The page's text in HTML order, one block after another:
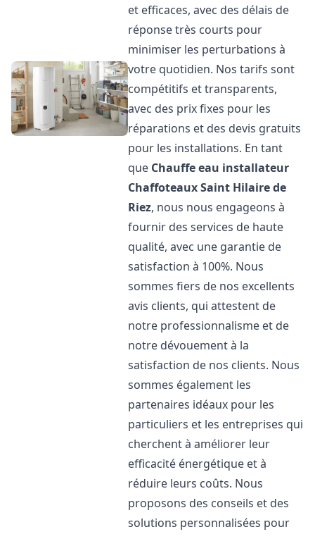
et efficaces, avec des délais de
réponse très courts pour
minimiser les perturbations à
votre quotidien. Nos tarifs sont
compétitifs et transparents,
avec des prix fixes pour les
réparations et des devis gratuits
pour les installations. En tant
que Chauffe eau installateur
ChaffoteauxSaint Hilaire de
Riez, nous nous engageons à
fournir des services de haute
qualité, avec une garantie de
satisfaction à 100%. Nous
sommes fiers de nos excellents
avis clients, qui attestent de
notre professionnalisme et de
notre dévouement à la
satisfaction de nos clients. Nous
sommes également les
partenaires idéaux pour les
particuliers et les entreprises qui
cherchent à améliorer leur
efficacité énergétique et à
réduire leurs coûts. Nous
proposons des conseils et des
solutions personnalisées pour